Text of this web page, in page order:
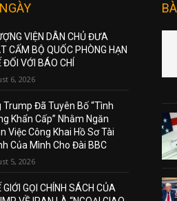
VIỆN DÂN CHỦ ĐƯA
CẤM BỘ QUỐC PHÒNG HẠN
ĐỐI VỚI BÁO CHÍ
6, 2026
Trump Đã Tuyên Bố “Tình
Khẩn Cấp” Nhằm Ngăn
Việc Công Khai Hồ Sơ Tài
Của Mình Cho Đài BBC
5, 2026
GIỚI GỌI CHÍNH SÁCH CỦA